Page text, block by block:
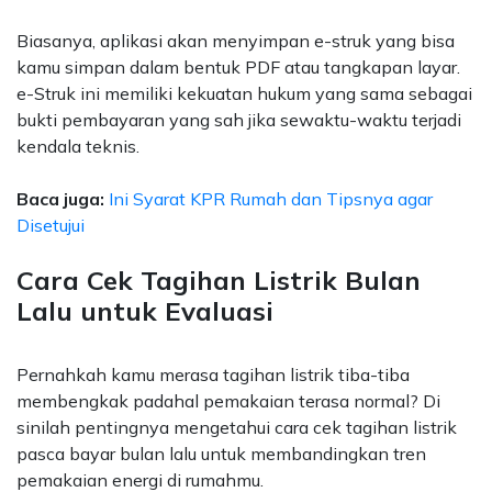
Biasanya, aplikasi akan menyimpan e-struk yang bisa
kamu simpan dalam bentuk PDF atau tangkapan layar.
e-Struk ini memiliki kekuatan hukum yang sama sebagai
bukti pembayaran yang sah jika sewaktu-waktu terjadi
kendala teknis.
Baca juga: Ini Syarat KPR Rumah dan Tipsnya agar
Disetujui
Cara Cek Tagihan Listrik Bulan
Lalu untuk Evaluasi
Pernahkah kamu merasa tagihan listrik tiba-tiba
membengkak padahal pemakaian terasa normal? Di
sinilah pentingnya mengetahui cara cek tagihan listrik
pasca bayar bulan lalu untuk membandingkan tren
pemakaian energi di rumahmu.